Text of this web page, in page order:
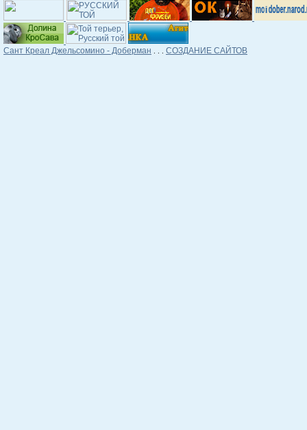
Сант Креал Джельсомино - Доберман СОЗДАНИЕ САЙТОВ